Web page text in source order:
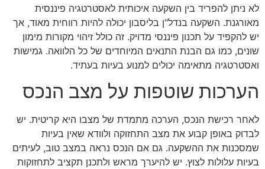
לא ניתן להפריד בין השקעה איכותית לאסטרטגיה פיננסית
מאורגנת. השקעה בנדל"ן בליסבון יכולה להיות רווחית מאוד, אך
יש להקפיד על תכנון פיננסי מדויק. זה כולל זיהוי מקורות מימון
שונים, כמו גם הבנת התנאים המיוחדים של כל הלוואה. גמישות
ואסטרטגיה מתאימה יכולים למנוע בעיות בעתיד.
הערכות שוטפות על מצב הנכס
לאחר רכישת הנכס, הערכה מתמדת של מצבו היא קריטית. יש
לבדוק באופן קבוע את מצב התחזוקה ולוודא שאין בעיות
שמסכנות את ההשקעה. גם אם הנכס נראה במצב טוב, לעיתים
בעיות עלולות לצוץ. יש להיערך מראש ולתכנן תקציב לתחזוקות